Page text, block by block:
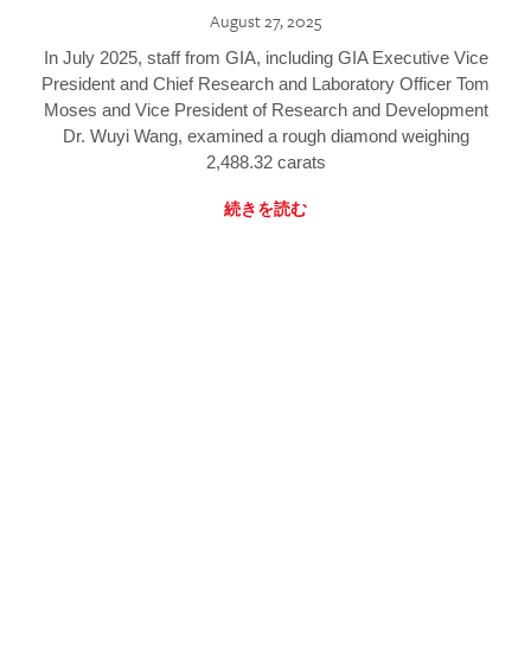
August 27, 2025
In July 2025, staff from GIA, including GIA Executive Vice
President and Chief Research and Laboratory Officer Tom
Moses and Vice President of Research and Development
Dr. Wuyi Wang, examined a rough diamond weighing
2,488.32 carats
続きを読む